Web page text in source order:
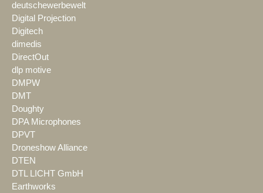
deutschewerbewelt
Digital Projection
Digitech
dimedis
DirectOut
dlp motive
DMPW
DMT
Doughty
DPA Microphones
DPVT
Droneshow Alliance
DTEN
DTL LICHT GmbH
Earthworks